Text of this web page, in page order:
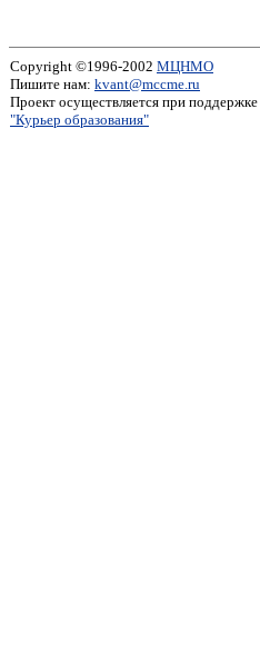
Copyright ©1996-2002 МЦНМО
Пишите нам: kvant@mccme.ru
Проект осуществляется при поддержке
"Курьер образования"